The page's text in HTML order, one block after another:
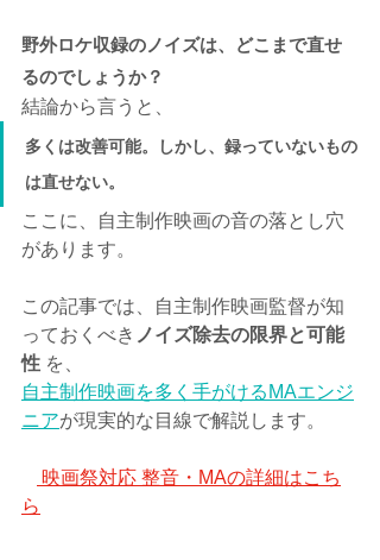
野外ロケ収録のノイズは、どこまで直せ
るのでしょうか？
結論から言うと、
多くは改善可能。しかし、録っていないもの
は直せない。
ここに、自主制作映画の音の落とし穴
があります。
この記事では、自主制作映画監督が知
っておくべき ノイズ除去の限界と可能
性 を、
自主制作映画を多く手がけるMAエンジ
ニアが現実的な目線で解説します。
映画祭対応 整音・MAの詳細はこち
ら